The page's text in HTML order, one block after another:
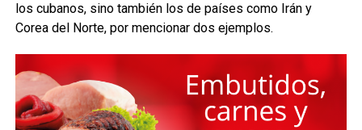
los cubanos, sino también los de países como Irán y
Corea del Norte, por mencionar dos ejemplos.